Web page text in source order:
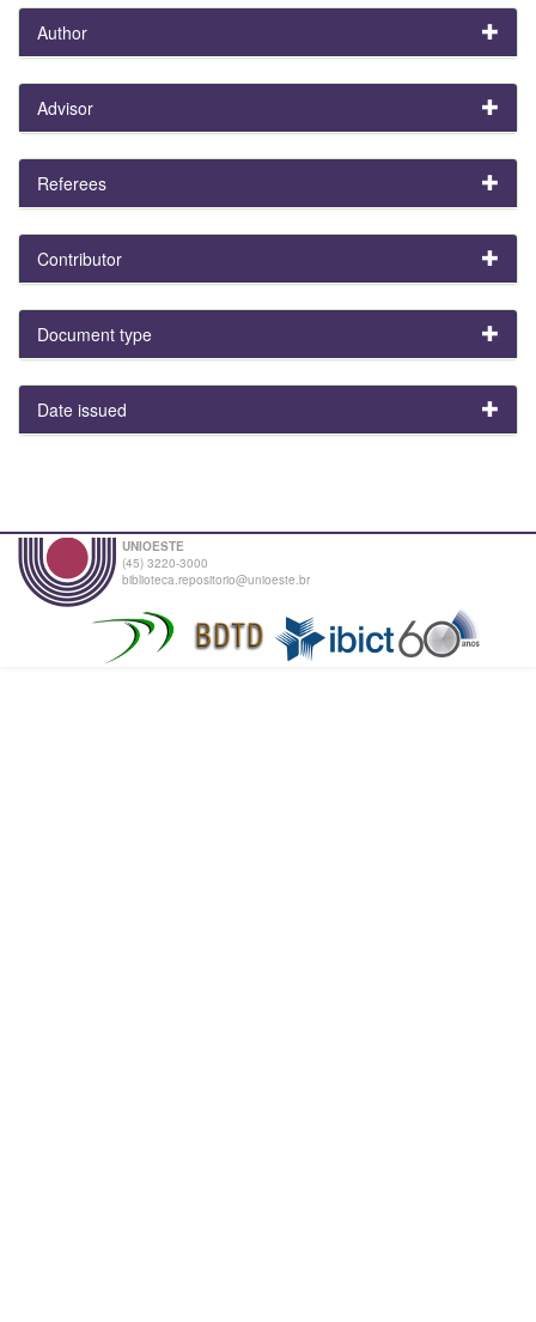
Author
Advisor
Referees
Contributor
Document type
Date issued
UNIOESTE
(45) 3220-3000
biblioteca.repositorio@unioeste.br